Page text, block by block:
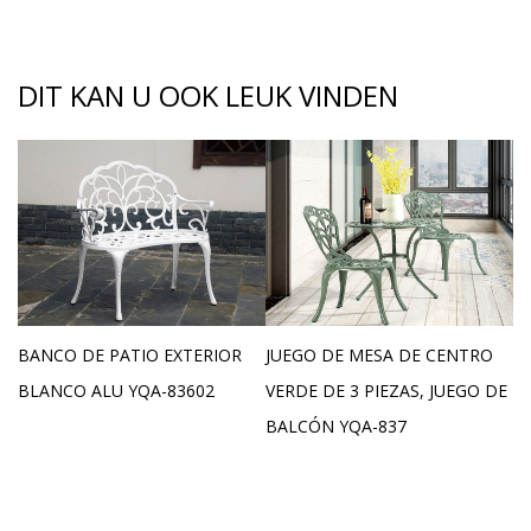
1 pieza; mesa auxiliar: L52 *
W52 * H54cm, 2 piezas;
Embalaje y tamaño de
embalaje
122 * 17 * 65cm / 1lounge
en una caja de cartón; 57 *
10 * 57cm / 1 mesita de
noche en una caja de
cartón
DIT KAN U OOK LEUK VINDEN
BANCO DE PATIO EXTERIOR
BLANCO ALU YQA-83602
JUEGO DE MESA DE CENTRO
VERDE DE 3 PIEZAS, JUEGO DE
BALCÓN YQA-837